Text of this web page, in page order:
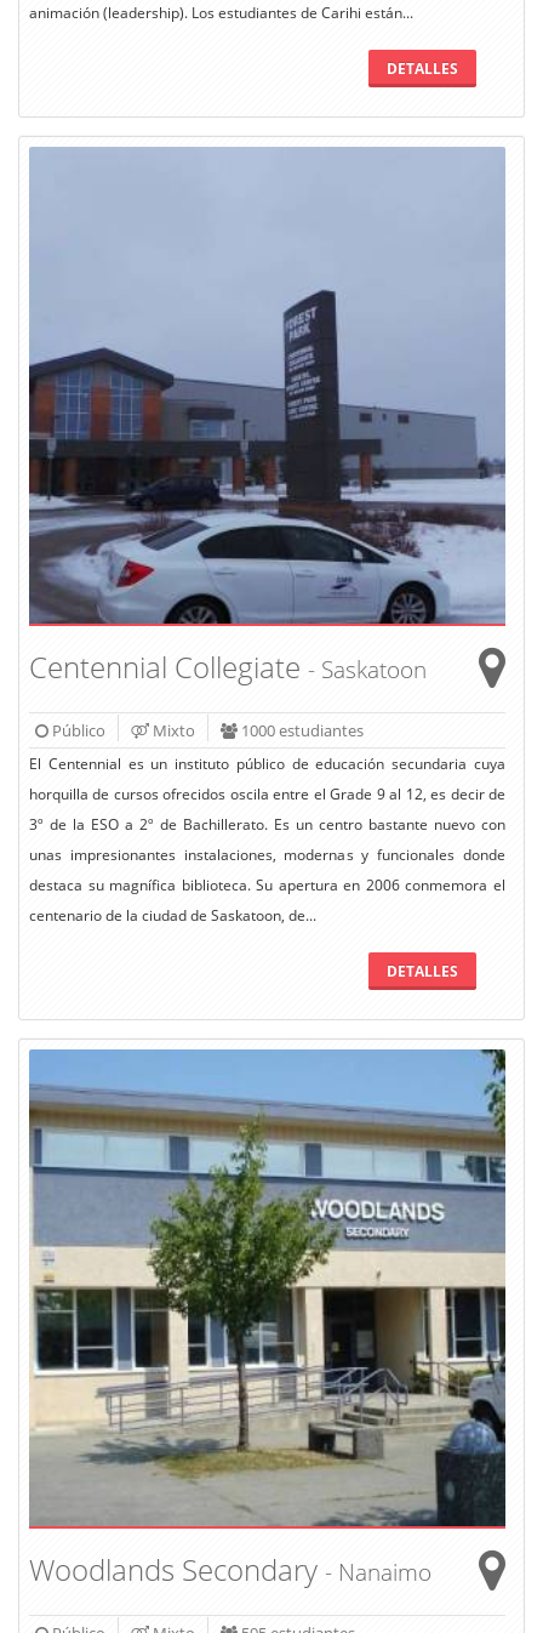
animación (leadership). Los estudiantes de Carihi están...
DETALLES
Centennial Collegiate - Saskatoon
Público Mixto 1000 estudiantes
El Centennial es un instituto público de educación secundaria cuya
horquilla de cursos ofrecidos oscila entre el Grade 9 al 12, es decir de
3º de la ESO a 2º de Bachillerato. Es un centro bastante nuevo con
unas impresionantes instalaciones, modernas y funcionales donde
destaca su magnífica biblioteca. Su apertura en 2006 conmemora el
centenario de la ciudad de Saskatoon, de...
DETALLES
Woodlands Secondary - Nanaimo